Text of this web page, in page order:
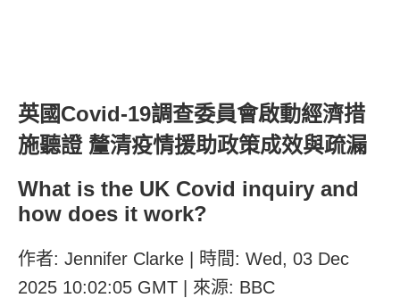
英國Covid-19調查委員會啟動經濟措
施聽證 釐清疫情援助政策成效與疏漏
What is the UK Covid inquiry and
how does it work?
作者: Jennifer Clarke | 時間: Wed, 03 Dec
2025 10:02:05 GMT | 來源: BBC